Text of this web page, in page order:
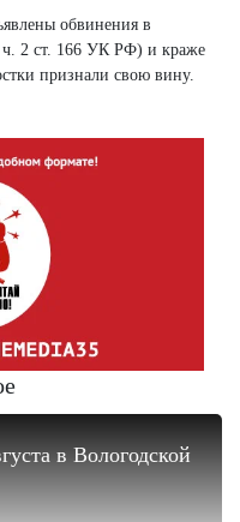
обвинения в
ч. 2 ст. 166 УК РФ) и краже
признали свою вину.
в Вологодской